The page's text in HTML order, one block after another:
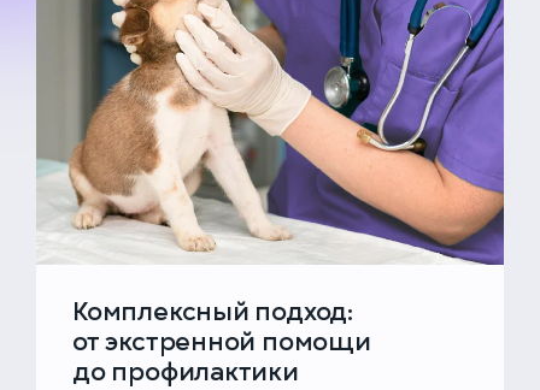
Комплексный подход:
от экстренной помощи
до профилактики